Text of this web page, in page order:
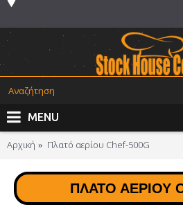
MENU
Αρχική Πλατό αερίου Chef-500G
ΠΛΑΤΌ ΑΕΡΊΟΥ